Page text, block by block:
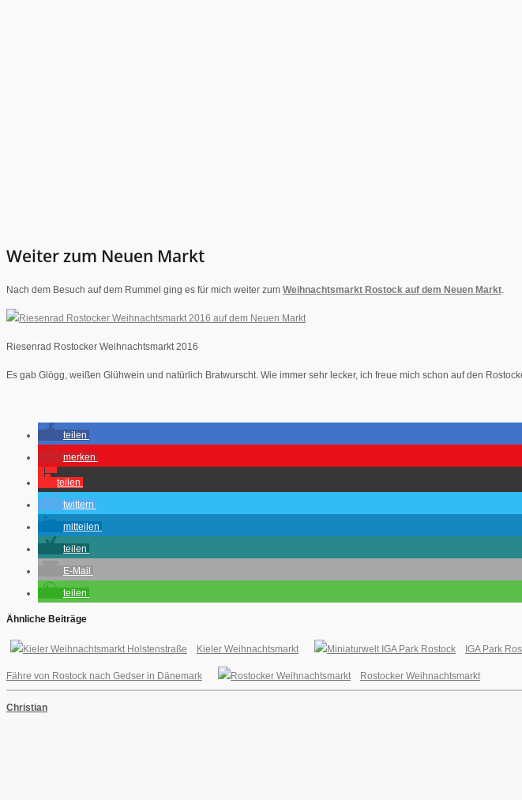
Weiter zum Neuen Markt
Nach dem Besuch auf dem Rummel ging es für mich weiter zum Weihnachtsmarkt Rostock auf dem Neuen Markt
Riesenrad Rostocker Weihnachtsmarkt 2016
Es gab Glögg, weißen Glühwein und natürlich Bratwurscht. Wie immer sehr lecker, ich freue mich schon auf den
teilen
merken
teilen
twittern
mitteilen
teilen
E-Mail
teilen
Ähnliche Beiträge
Kieler Weihnachtsmarkt IGA Park
Fähre von Rostock nach Gedser in Dänemark Rostocker Weihnachtsmarkt
Christian